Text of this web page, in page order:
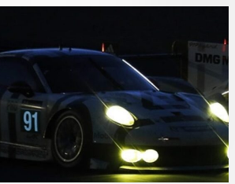
y pruebas de Automóviles